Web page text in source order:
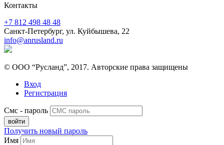
Контакты
+7 812 498 48 48
Санкт-Петербург, ул. Куйбышева, 22
info@anrusland.ru
© ООО “Русланд”, 2017. Авторские права защищены
Вход
Регистрация
Смс - пароль
Получить новый пароль
Имя